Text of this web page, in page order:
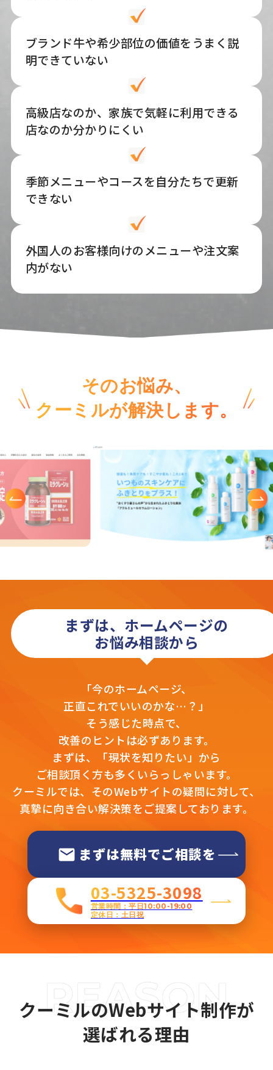
ブランド牛や希少部位の価値をうまく説
明できていない
高級店なのか、家族で気軽に利用できる
店なのか分かりにくい
季節メニューやコースを自分たちで更新
できない
外国人のお客様向けのメニューや注文案
内がない
そのお悩み、
クーミルが解決します。
まずは、ホームページの
お悩み相談から
「今のホームページ、
正直これでいいのかな…？」
そう感じた時点で、
改善のヒントは必ずあります。
まずは、「現状を知りたい」から
ご相談頂く方も多くいらっしゃいます。
クーミルでは、そのWebサイトの疑問に対して、
真摯に向き合い解決策をご提案しております。
まずは無料でご相談を
03-5325-3098
営業時間：平日10:00-19:00
定休日：土日祝
クーミルのWebサイト制作が
選ばれる理由